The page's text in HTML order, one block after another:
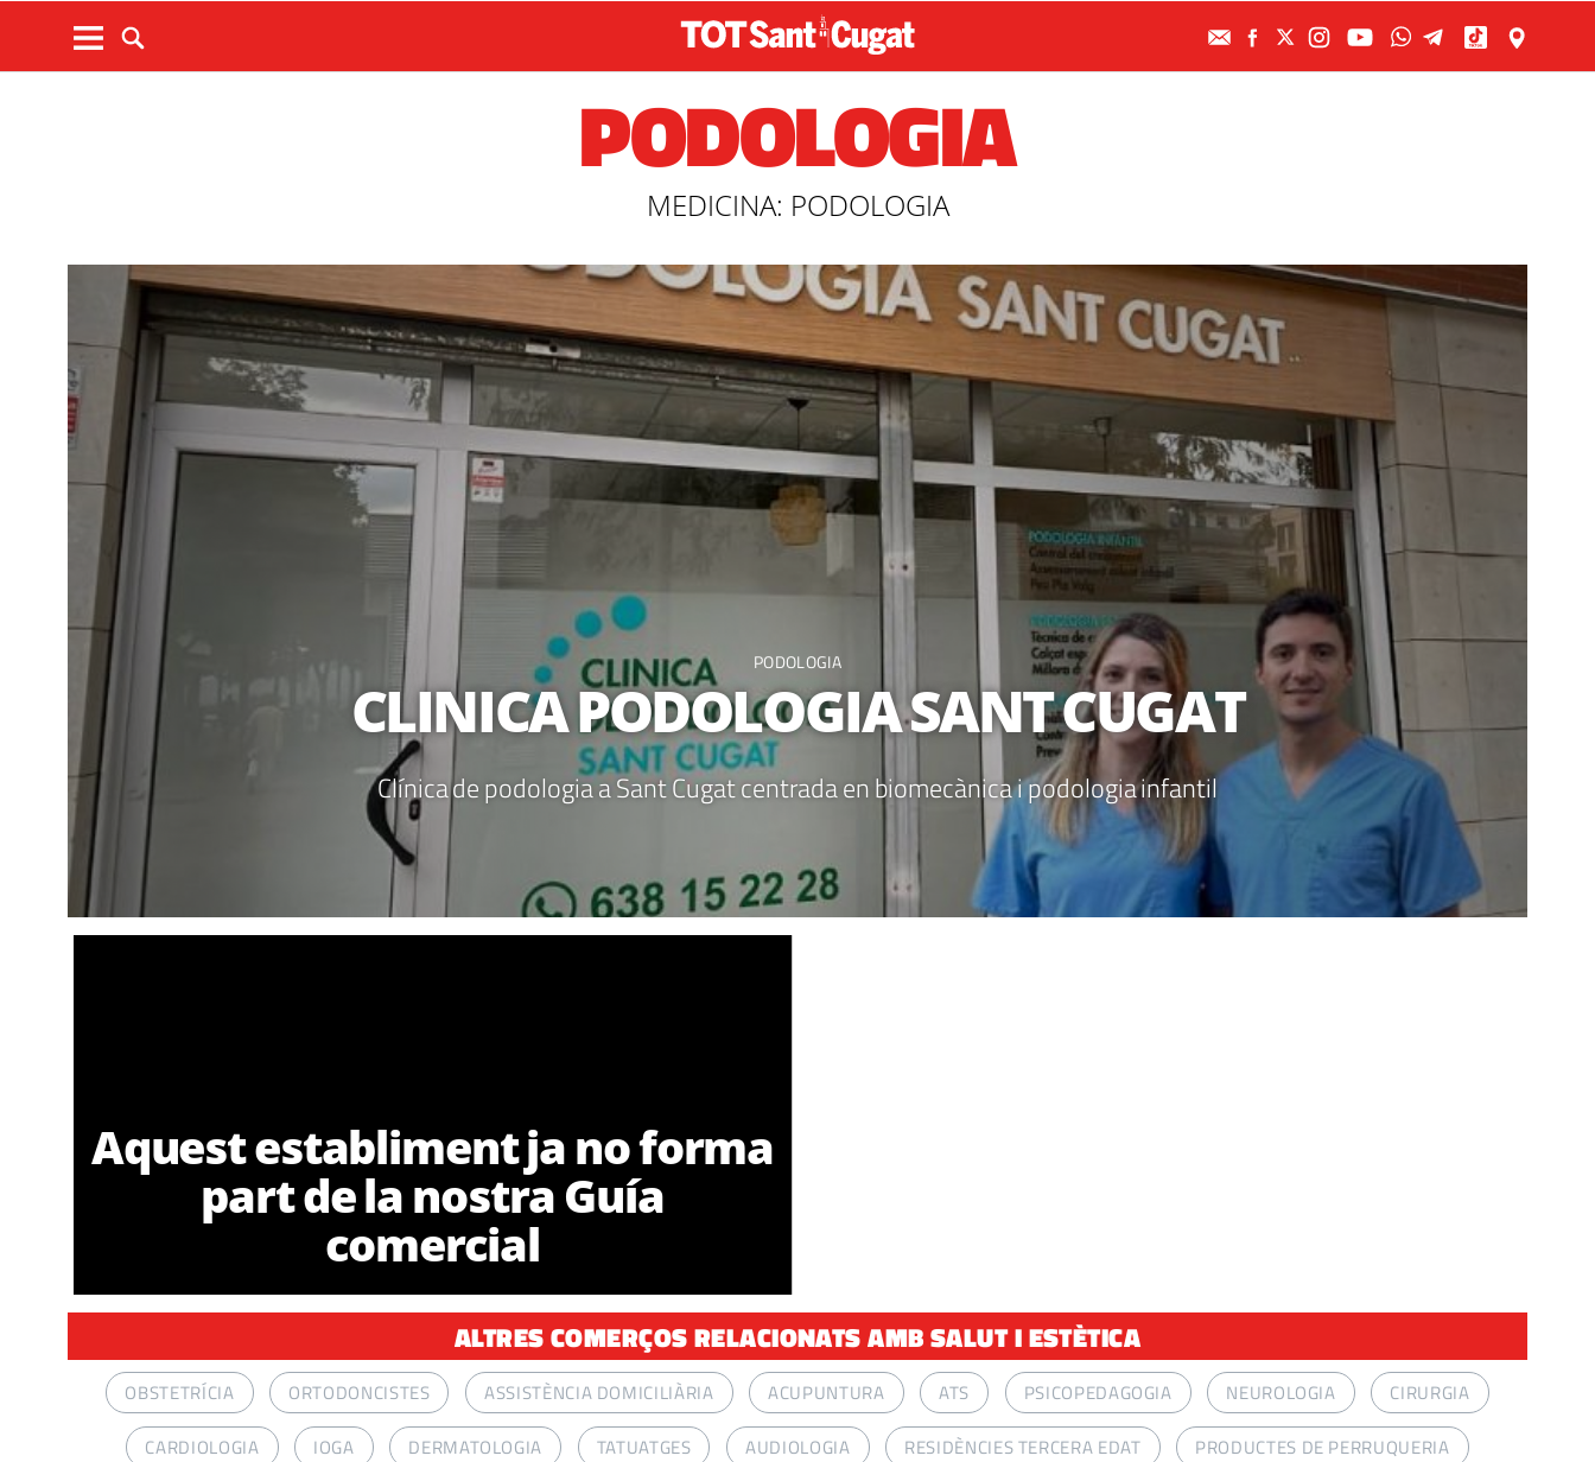
PODOLOGIA
MEDICINA: PODOLOGIA
PODOLOGIA
CLINICA PODOLOGIA SANT CUGAT
Clínica de podologia a Sant Cugat centrada en biomecànica i podologia infantil
Aquest establiment ja no forma
part de la nostra Guía
comercial
ALTRES COMERÇOS RELACIONATS AMB SALUT I ESTÈTICA
OBSTETRÍCIA ORTODONCISTES ASSISTÈNCIA DOMICILIÀRIA ACUPUNTURA ATS PSICOPEDAGOGIA NEUROLOGIA
CIRURGIA
CARDIOLOGIA
IOGA DERMATOLOGIA TATUATGES AUDIOLOGIA RESIDÈNCIES TERCERA EDAT
PRODUCTES DE PERRUQUERIA